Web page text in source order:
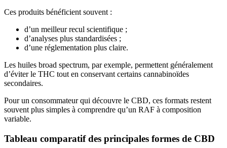
Ces produits bénéficient souvent :
d’un meilleur recul scientifique ;
d’analyses plus standardisées ;
d’une réglementation plus claire.
Les huiles broad spectrum, par exemple, permettent généralement
d’éviter le THC tout en conservant certains cannabinoïdes
secondaires.
Pour un consommateur qui découvre le CBD, ces formats restent
souvent plus simples à comprendre qu’un RAF à composition
variable.
Tableau comparatif des principales formes de CBD